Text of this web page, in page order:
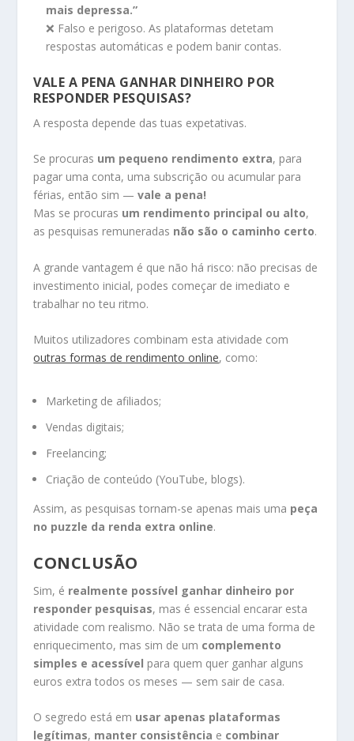
mais depressa.”
❌ Falso e perigoso. As plataformas detetam
respostas automáticas e podem banir contas.
VALE A PENA GANHAR DINHEIRO POR
RESPONDER PESQUISAS?
A resposta depende das tuas expetativas.
Se procuras um pequeno rendimento extra, para
pagar uma conta, uma subscrição ou acumular para
férias, então sim —vale a pena!
Mas se procuras um rendimento principal ou alto,
as pesquisas remuneradas não são o caminho certo.
A grande vantagem é que não há risco: não precisas de
investimento inicial, podes começar de imediato e
trabalhar no teu ritmo.
Muitos utilizadores combinam esta atividade com
outras formas de rendimento online, como:
Marketing de afiliados;
Vendas digitais;
Freelancing;
Criação de conteúdo (YouTube, blogs).
Assim, as pesquisas tornam-se apenas mais uma peça
no puzzle da renda extra online.
CONCLUSÃO
Sim, é realmente possível ganhar dinheiro por
responder pesquisas, mas é essencial encarar esta
atividade com realismo. Não se trata de uma forma de
enriquecimento, mas sim de um complemento
simples e acessível para quem quer ganhar alguns
euros extra todos os meses — sem sair de casa.
O segredo está em usar apenas plataformas
legítimas, manter consistência e combinar